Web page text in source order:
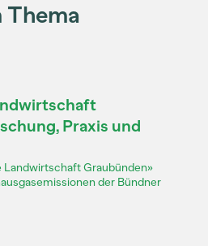
Thema
Praxis und
Landwirtschaft Graubünden»
der Bündner